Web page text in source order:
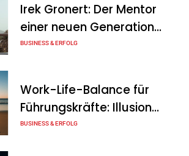
DeutschlandGPT führt
§203-konformen Modus für
Ärzte, Anwälte und
Steuerberater ein
Tanja Schiller 10. August 2026
Herausragende
Finanzbildung 2026: Diese
Irek Gronert: Der Mentor
einer neuen Generation
von Unternehmern
BUSINESS & ERFOLG
Work-Life-Balance für
Führungskräfte: Illusion
oder echte Chance?
BUSINESS & ERFOLG